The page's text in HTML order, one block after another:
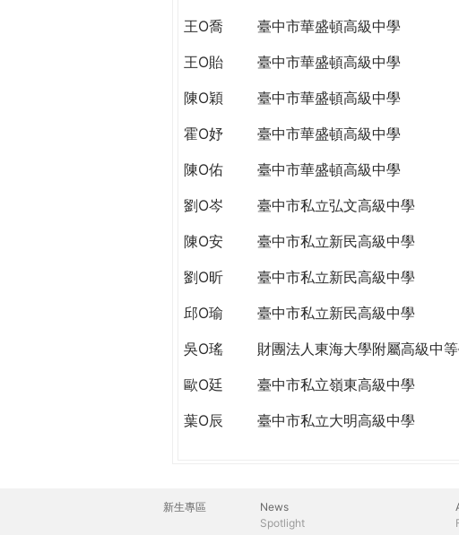
王O喬
臺中市華盛頓高級中學
王O貽
臺中市華盛頓高級中學
陳O穎
臺中市華盛頓高級中學
霍O妤
臺中市華盛頓高級中學
陳O佑
臺中市華盛頓高級中學
劉O岑
臺中市私立弘文高級中學
陳O安
臺中市私立新民高級中學
劉O昕
臺中市私立新民高級中學
邱O瑜
臺中市私立新民高級中學
吳O瑤
財團法人東海大學附屬高級中
歐O廷
臺中市私立嶺東高級中學
葉O辰
臺中市私立大明高級中學
主
新生專區
News
Spotlight